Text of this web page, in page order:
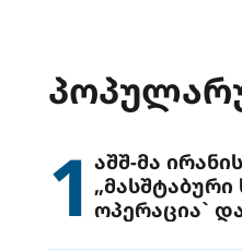
1 აშშ-მა
ოპერაცია`